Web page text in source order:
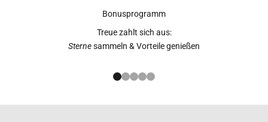
Bonusprogramm
Treue zahlt sich aus:
Sternesammeln & Vorteile genießen
Gehe zu Element 1
Gehe zu Element 2
Gehe zu Element 3
Gehe zu Element 4
Gehe zu Element 5